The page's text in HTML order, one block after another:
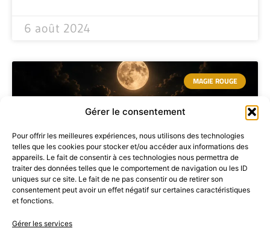
Gérer le consentement
Pour offrir les meilleures expériences, nous utilisons des technologies
telles que les cookies pour stocker et/ou accéder aux informations des
appareils. Le fait de consentir à ces technologies nous permettra de
traiter des données telles que le comportement de navigation ou les ID
uniques sur ce site. Le fait de ne pas consentir ou de retirer son
consentement peut avoir un effet négatif sur certaines caractéristiques
et fonctions.
Gérer les services
6 août 2024
MAGIE ROUGE
Magie Rouge et Magie Blanche